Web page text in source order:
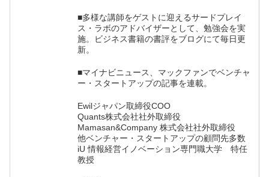
■多様な講師をゲストに迎えるサードプレイ
ス・ラボのアドバイザーとして、勉強会を実
施。ビジネス書籍の書評をブログにて毎日更
新。
■マイナビニュース、マックファンでベンチャ
ー・スタートアップの記事を連載。
Ewilジャパン取締役COO
Quants株式会社社外取締役
Mamasan&Company 株式会社社外取締役
他ベンチャー・スタートアップの顧問先多数
iU 情報経営イノベーション専門職大学 特任
教授